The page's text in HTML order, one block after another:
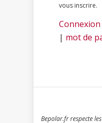
vous inscrire.
Connexion
| mot de
Bepolar.fr respecte